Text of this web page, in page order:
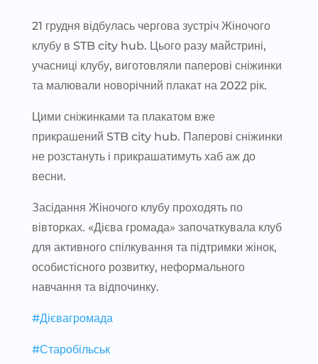
21 грудня відбулась чергова зустріч Жіночого
клубу в STB city hub. Цього разу майстрині,
учасниці клубу, виготовляли паперові сніжинки
та малювали новорічний плакат на 2022 рік.
Цими сніжинками та плакатом вже
прикрашений STB city hub. Паперові сніжинки
не розстануть і прикрашатимуть хаб аж до
весни.
Засідання Жіночого клубу проходять по
вівторках. «Дієва громада» започаткувала клуб
для активного спілкування та підтримки жінок,
особистісного розвитку, неформального
навчання та відпочинку.
#Дієвагромада
#Старобільськ